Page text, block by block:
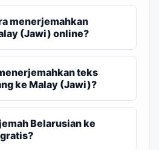
menerjemahkan
(Jawi) online?
teks
ke Malay (Jawi)?
Belarusian ke